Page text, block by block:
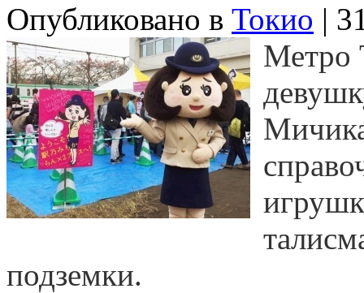
Опубликовано в Токио |
Метро
подземки.